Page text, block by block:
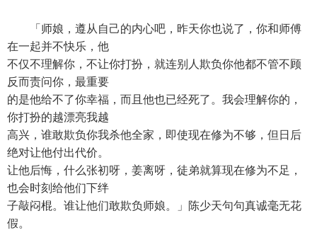
「师娘，遵从自己的内心吧，昨天你也说了，你和师傅
在一起并不快乐，他
不仅不理解你，不让你打扮，就连别人欺负你他都不管不顾
反而责问你，最重要
的是他给不了你幸福，而且他也已经死了。我会理解你的，
你打扮的越漂亮我越
高兴，谁敢欺负你我杀他全家，即使现在修为不够，但日后
绝对让他付出代价。
让他后悔，什么张初呀，姜离呀，徒弟就算现在修为不足，
也会时刻给他们下绊
子敲闷棍。谁让他们敢欺负师娘。」陈少天句句真诚毫无花
假。